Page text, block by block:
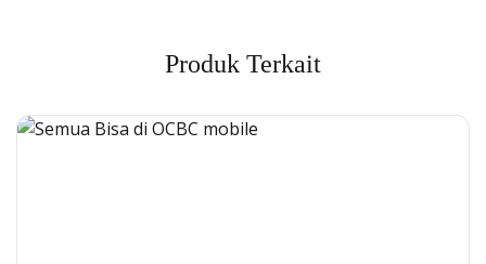
Produk Terkait